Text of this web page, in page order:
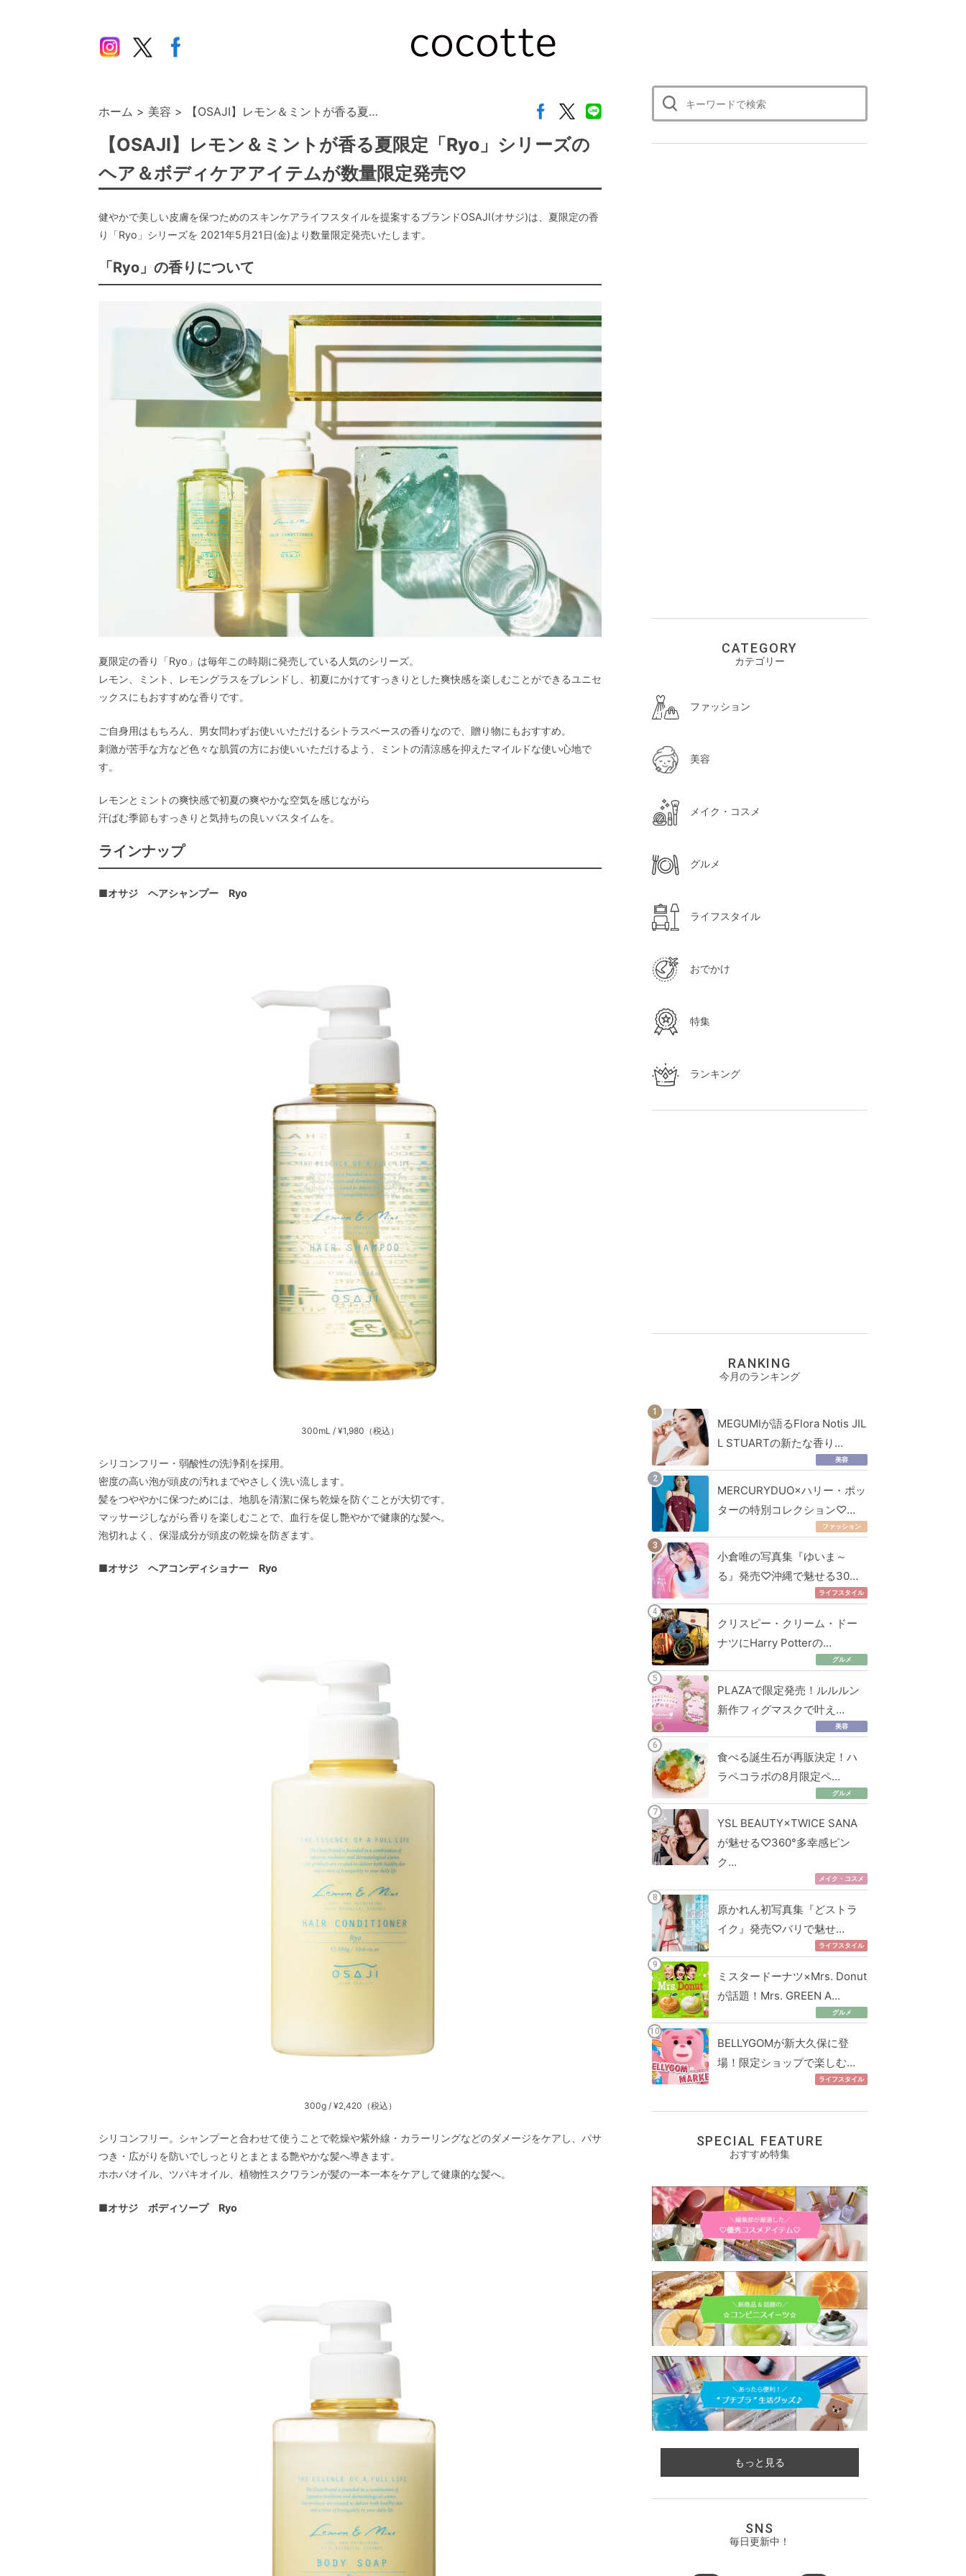
ホーム 美容 【OSAJI】レモン＆ミントが香る夏…
【OSAJI】レモン＆ミントが香る夏限定「Ryo」シリーズの
ヘア＆ボディケアアイテムが数量限定発売♡
健やかで美しい皮膚を保つためのスキンケアライフスタイルを提案するブランドOSAJI(オサジ)は、夏限定の香
り「Ryo」シリーズを 2021年5月21日(金)より数量限定発売いたします。
「Ryo」の香りについて
夏限定の香り「Ryo」は毎年この時期に発売している人気のシリーズ。
レモン、ミント、レモングラスをブレンドし、初夏にかけてすっきりとした爽快感を楽しむことができるユニセ
ックスにもおすすめな香りです。
ご自身用はもちろん、男女問わずお使いいただけるシトラスベースの香りなので、贈り物にもおすすめ。
刺激が苦手な方など色々な肌質の方にお使いいただけるよう、ミントの清涼感を抑えたマイルドな使い心地で
す。
レモンとミントの爽快感で初夏の爽やかな空気を感じながら
汗ばむ季節もすっきりと気持ちの良いバスタイムを。
ラインナップ
■オサジ ヘアシャンプー Ryo
300mL / ¥1,980（税込）
シリコンフリー・弱酸性の洗浄剤を採用。
密度の高い泡が頭皮の汚れまでやさしく洗い流します。
髪をつややかに保つためには、地肌を清潔に保ち乾燥を防ぐことが大切です。
マッサージしながら香りを楽しむことで、血行を促し艶やかで健康的な髪へ。
泡切れよく、保湿成分が頭皮の乾燥を防ぎます。
■オサジ ヘアコンディショナー Ryo
300g / ¥2,420（税込）
シリコンフリー。シャンプーと合わせて使うことで乾燥や紫外線・カラーリングなどのダメージをケアし、パサ
つき・広がりを防いでしっとりとまとまる艶やかな髪へ導きます。
ホホバオイル、ツバキオイル、植物性スクワランが髪の一本一本をケアして健康的な髪へ。
■オサジ ボディソープ Ryo
CATEGORY
カテゴリー
ファッション
美容
メイク・コスメ
グルメ
ライフスタイル
おでかけ
特集
ランキング
RANKING
今月のランキング
MEGUMIが語るFlora Notis JIL
L STUARTの新たな香り…
美容
MERCURYDUO×ハリー・ポッ
ターの特別コレクション♡…
ファッション
小倉唯の写真集『ゆいま～
る』発売♡沖縄で魅せる30…
ライフスタイル
クリスピー・クリーム・ドー
ナツにHarry Potterの…
グルメ
PLAZAで限定発売！ルルルン
新作フィグマスクで叶え…
美容
食べる誕生石が再販決定！ハ
ラペコラボの8月限定ペ…
グルメ
YSL BEAUTY×TWICE SANA
が魅せる♡360°多幸感ピン
ク…
メイク・コスメ
原かれん初写真集『どストラ
イク』発売♡バリで魅せ…
ライフスタイル
ミスタードーナツ×Mrs. Donut
が話題！Mrs. GREEN A…
グルメ
BELLYGOMが新大久保に登
場！限定ショップで楽しむ…
ライフスタイル
SPECIAL FEATURE
おすすめ特集
もっと見る
SNS
毎日更新中！